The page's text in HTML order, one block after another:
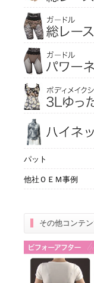
パット
他社ＯＥＭ事例
その他コンテ